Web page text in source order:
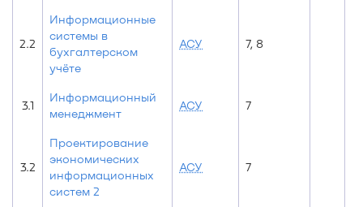
2.2
Информационные
системы в
бухгалтерском
учёте
АСУ 7, 8
3.1
Информационный
менеджмент
АСУ 7
3.2
Проектирование
экономических
информационных
систем 2
АСУ 7